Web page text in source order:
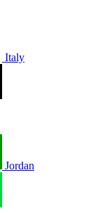
Italy
Jordan